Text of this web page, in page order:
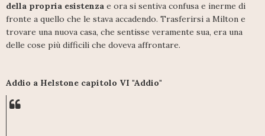
della propria esistenza e ora si sentiva confusa e inerme di
fronte a quello che le stava accadendo. Trasferirsi a Milton e
trovare una nuova casa, che sentisse veramente sua, era una
delle cose più difficili che doveva affrontare.
Addio a Helstone capitolo VI "Addio"